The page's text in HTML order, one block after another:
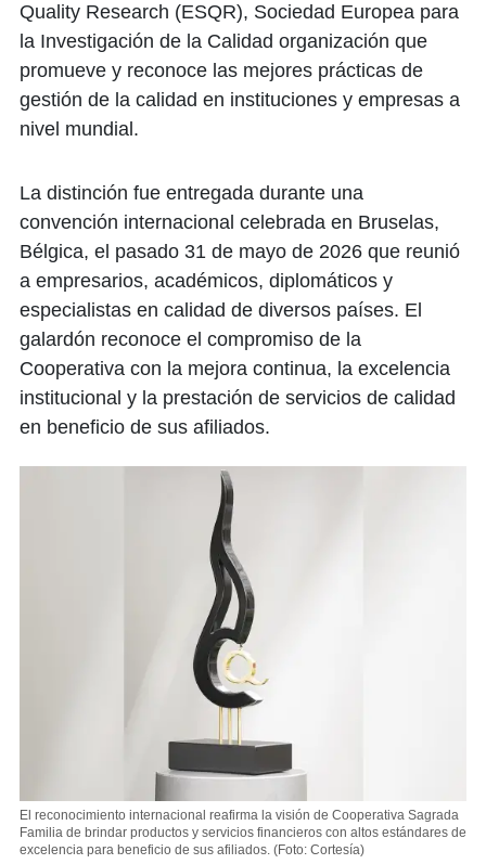
Quality Research (ESQR), Sociedad Europea para
la Investigación de la Calidad organización que
promueve y reconoce las mejores prácticas de
gestión de la calidad en instituciones y empresas a
nivel mundial.
La distinción fue entregada durante una
convención internacional celebrada en Bruselas,
Bélgica, el pasado 31 de mayo de 2026 que reunió
a empresarios, académicos, diplomáticos y
especialistas en calidad de diversos países. El
galardón reconoce el compromiso de la
Cooperativa con la mejora continua, la excelencia
institucional y la prestación de servicios de calidad
en beneficio de sus afiliados.
El reconocimiento internacional reafirma la visión de Cooperativa Sagrada
Familia de brindar productos y servicios financieros con altos estándares de
excelencia para beneficio de sus afiliados. (Foto: Cortesía)